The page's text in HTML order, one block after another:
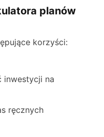
planów
korzyści:
inwestycji na
ręcznych